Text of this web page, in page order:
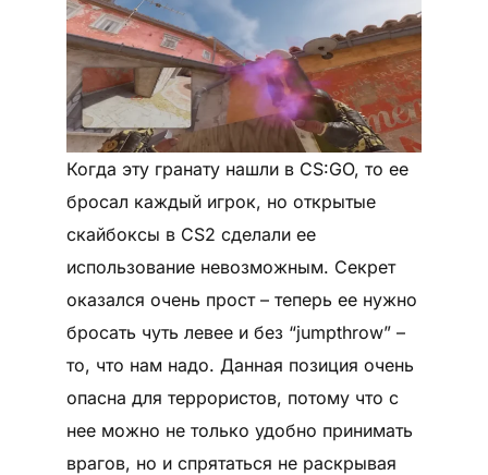
Когда эту гранату нашли в CS:GO, то ее
бросал каждый игрок, но открытые
скайбоксы в CS2 сделали ее
использование невозможным. Секрет
оказался очень прост – теперь ее нужно
бросать чуть левее и без “jumpthrow” –
то, что нам надо. Данная позиция очень
опасна для террористов, потому что с
нее можно не только удобно принимать
врагов, но и спрятаться не раскрывая